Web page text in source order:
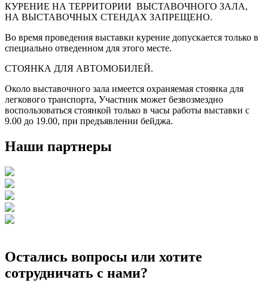
КУРЕНИЕ НА ТЕРРИТОРИИ ВЫСТАВОЧНОГО ЗАЛА,
НА ВЫСТАВОЧНЫХ СТЕНДАХ ЗАПРЕЩЕНО.
Во время проведения выставки курение допускается только в
специально отведенном для этого месте.
СТОЯНКА ДЛЯ АВТОМОБИЛЕЙ.
Около выставочного зала имеется охраняемая стоянка для
легкового транспорта, Участник может безвозмездно
воспользоваться стоянкой только в часы работы выставки с
9.00 до 19.00, при предъявлении бейджа.
Наши партнеры
Остались вопросы или хотите
сотрудничать с нами?